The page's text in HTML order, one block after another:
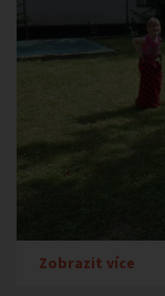
Zobrazit více